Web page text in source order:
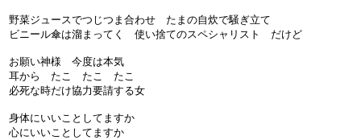
野菜ジュースでつじつま合わせ たまの自炊で騒ぎ立て
ビニール傘は溜まってく 使い捨てのスペシャリスト だけど
お願い神様 今度は本気
耳から たこ たこ たこ
必死な時だけ協力要請する女
身体にいいことしてますか
心にいいことしてますか